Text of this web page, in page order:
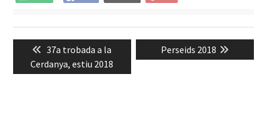
d'entrades
Previous
post:
37a trobada a la
Cerdanya, estiu 2018
Next
post:
Perseids 2018